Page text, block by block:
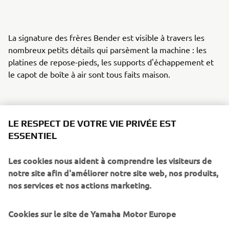
La signature des frères Bender est visible à travers les
nombreux petits détails qui parsèment la machine : les
platines de repose-pieds, les supports d'échappement et
le capot de boîte à air sont tous faits maison.
La XV950 Yard Built « Boltage » reçoit une finition rétro
LE RESPECT DE VOTRE VIE PRIVÉE EST
ESSENTIEL
Les cookies nous aident à comprendre les visiteurs de
notre site afin d'améliorer notre site web, nos produits,
nos services et nos actions marketing.
Cookies sur le site de Yamaha Motor Europe